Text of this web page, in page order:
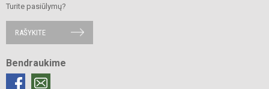
Turite pasiūlymų?
RAŠYKITE
Bendraukime